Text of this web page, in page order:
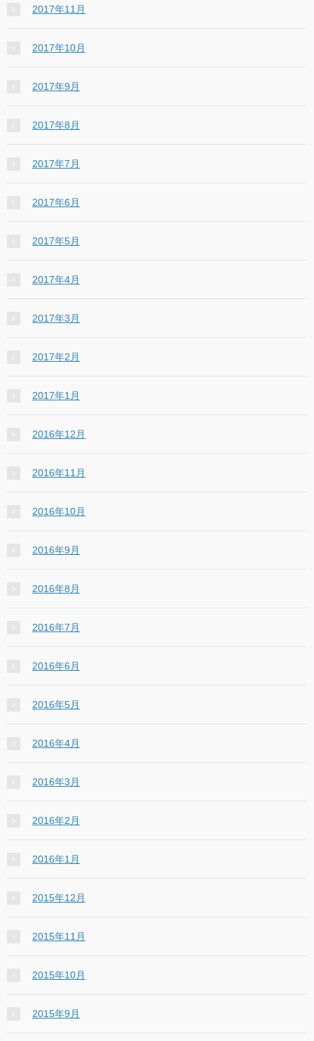
2017年11月
2017年10月
2017年9月
2017年8月
2017年7月
2017年6月
2017年5月
2017年4月
2017年3月
2017年2月
2017年1月
2016年12月
2016年11月
2016年10月
2016年9月
2016年8月
2016年7月
2016年6月
2016年5月
2016年4月
2016年3月
2016年2月
2016年1月
2015年12月
2015年11月
2015年10月
2015年9月